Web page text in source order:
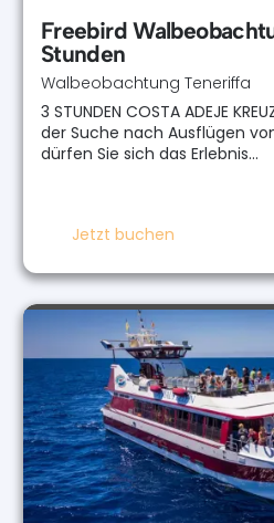
Freebird
Stunden
Walbeobachtung Teneriffa
3 STUNDEN COSTA ADEJE
der Suche nach Ausflügen
dürfen Sie sich das Erlebnis…
Jetzt buchen